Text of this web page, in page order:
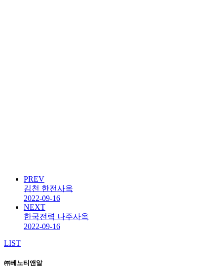
PREV
김천 한전사옥
2022-09-16
NEXT
한국전력 나주사옥
2022-09-16
LIST
㈜베노티앤알